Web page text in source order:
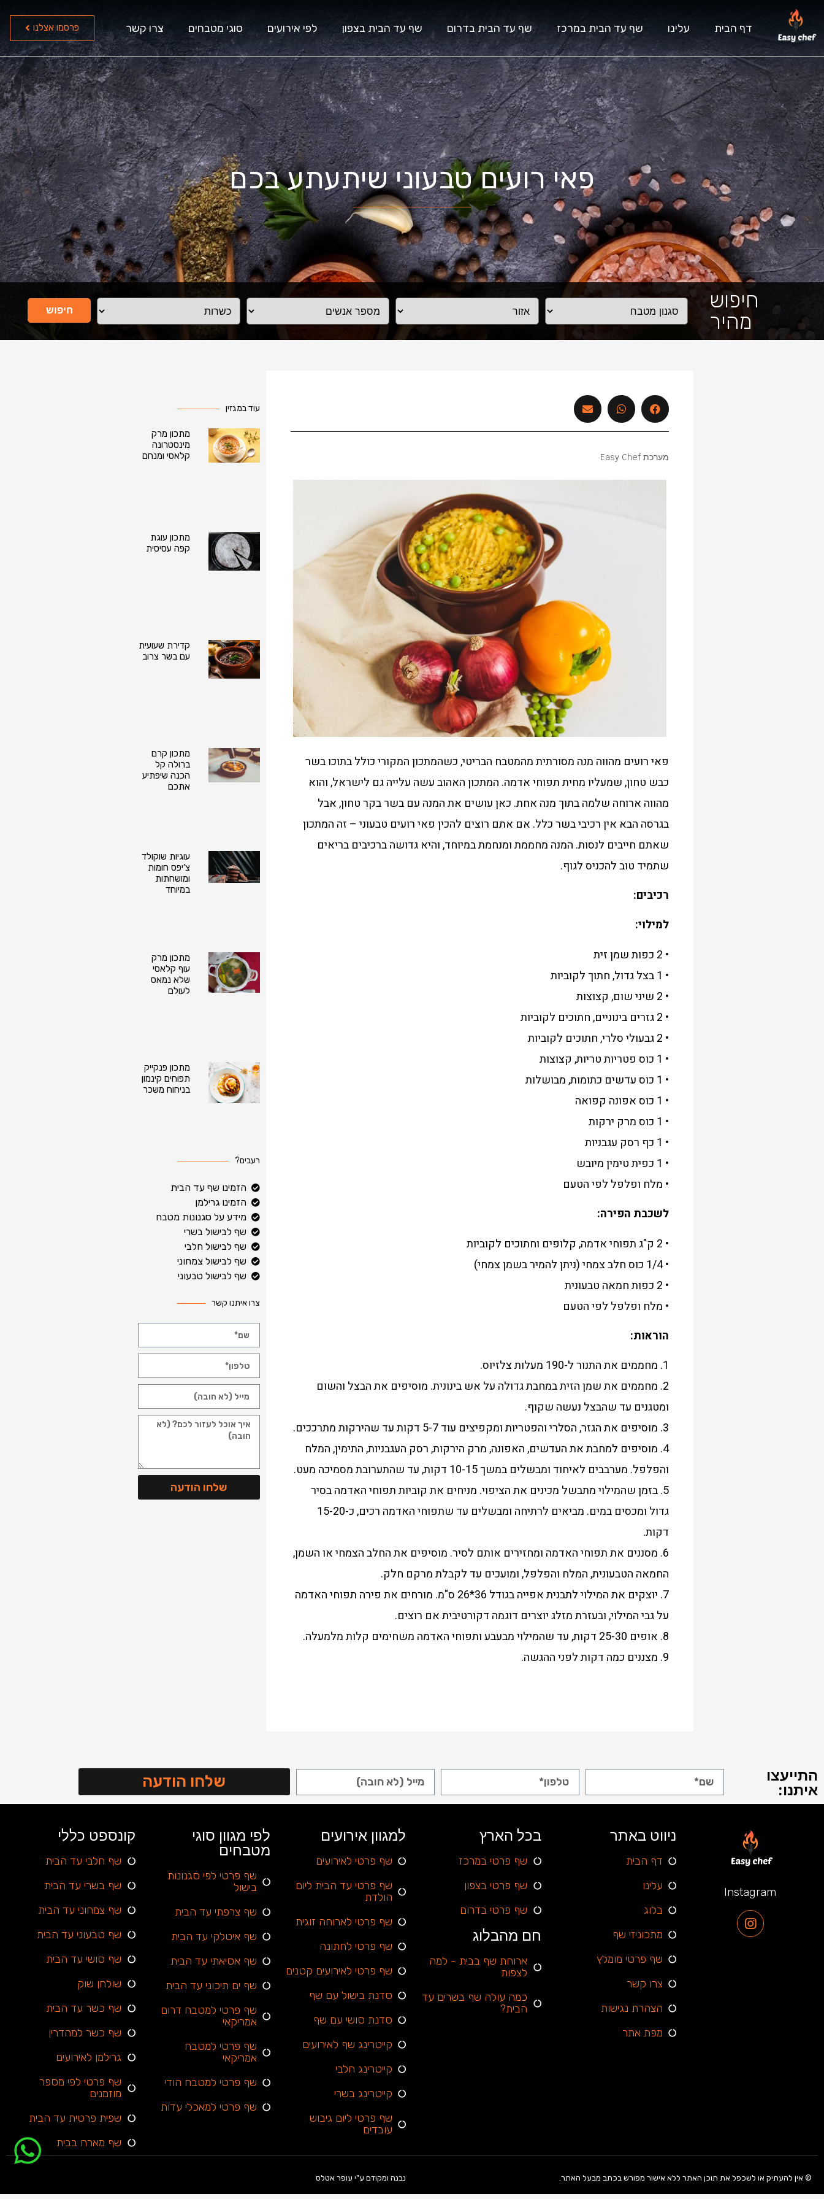
דף הבית עלינו שף עד הבית במרכז שף עד הבית בדרום שף עד הבית בצפון לפי אירועים סוגי מטבחים צרו קשר פרסמו אצלנו
פאי רועים טבעוני שיתעתע בכם
חיפוש
מהיר
חיפוש
מערכת Easy Chef
פאי רועים מהווה מנה מסורתית מהמטבח הבריטי, כשהמתכון המקורי כולל בתוכו בשר
כבש טחון, שמעליו מחית תפוחי אדמה. המתכון האהוב עשה עלייה גם לישראל, והוא
מהווה ארוחה שלמה בתוך מנה אחת. כאן עושים את המנה עם בשר בקר טחון, אבל
בגרסה הבא אין רכיבי בשר כלל. אם אתם רוצים להכין פאי רועים טבעוני – זה המתכון
שאתם חייבים לנסות. המנה מחממת ומנחמת במיוחד, והיא גדושה ברכיבים בריאים
שתמיד טוב להכניס לגוף.
רכיבים:
למילוי:
• 2 כפות שמן זית
• 1 בצל גדול, חתוך לקוביות
• 2 שיני שום, קצוצות
• 2 גזרים בינוניים, חתוכים לקוביות
• 2 גבעולי סלרי, חתוכים לקוביות
• 1 כוס פטריות טריות, קצוצות
• 1 כוס עדשים כתומות, מבושלות
• 1 כוס אפונה קפואה
• 1 כוס מרק ירקות
• 1 כף רסק עגבניות
• 1 כפית טימין מיובש
• מלח ופלפל לפי הטעם
לשכבת הפירה:
• 2 ק"ג תפוחי אדמה, קלופים וחתוכים לקוביות
• 1/4 כוס חלב צמחי (ניתן להמיר בשמן צמחי)
• 2 כפות חמאה טבעונית
• מלח ופלפל לפי הטעם
הוראות:
1. מחממים את התנור ל-190 מעלות צלזיוס.
2. מחממים את שמן הזית במחבת גדולה על אש בינונית. מוסיפים את הבצל והשום
ומטגנים עד שהבצל נעשה שקוף.
3. מוסיפים את הגזר, הסלרי והפטריות ומקפיצים עוד 5-7 דקות עד שהירקות מתרככים.
4. מוסיפים למחבת את העדשים, האפונה, מרק הירקות, רסק העגבניות, התימין, המלח
והפלפל. מערבבים לאיחוד ומבשלים במשך 10-15 דקות, עד שהתערובת מסמיכה מעט.
5. בזמן שהמילוי מתבשל מכינים את הציפוי. מניחים את קוביות תפוחי האדמה בסיר
גדול ומכסים במים. מביאים לרתיחה ומבשלים עד שתפוחי האדמה רכים, כ-15-20
דקות.
6. מסננים את תפוחי האדמה ומחזירים אותם לסיר. מוסיפים את החלב הצמחי או השמן,
החמאה הטבעונית, המלח והפלפל, ומועכים עד לקבלת מרקם חלק.
7. יוצקים את המילוי לתבנית אפייה בגודל 36*26 ס"מ. מורחים את פירה תפוחי האדמה
על גבי המילוי, ובעזרת מזלג יוצרים דוגמה דקורטיבית אם רוצים.
8. אופים 25-30 דקות, עד שהמילוי מבעבע ותפוחי האדמה משחימים קלות מלמעלה.
9. מצננים כמה דקות לפני ההגשה.
עוד במגזין
מתכון מרק
מינסטרונה
קלאסי ומנחם
מתכון עוגת
קפה עסיסית
קדירת שעועית
עם בשר צרוב
מתכון קרם
ברולה קל
הכנה שיפתיע
אתכם
עוגיות שוקולד
צ'יפס חומות
ומושחתות
במיוחד
מתכון מרק
עוף קלאסי
שלא נמאס
לעולם
מתכון פנקייק
תפוחים קינמון
בניחוח משכר
רעבים?
הזמינו שף עד הבית
הזמינו גרילמן
מידע על סגנונות מטבח
שף לבישול בשרי
שף לבישול חלבי
שף לבישול צמחוני
שף לבישול טבעוני
צרו איתנו קשר
שלחו הודעה
התייעצו
איתנו: שלחו הודעה
Instagram
ניווט באתר
דף הבית
עלינו
בלוג
מתכוניזי שף
שף פרטי מומלץ
צרו קשר
הצהרת נגישות
מפת אתר
בכל הארץ
שף פרטי במרכז
שף פרטי בצפון
שף פרטי בדרום
חם מהבלוג
ארוחת שף בבית - למה
לצפות
כמה עולה שף בשרים עד
הבית?
למגוון אירועים
שף פרטי לאירועים
שף פרטי עד הבית ליום
הולדת
שף פרטי לארוחה זוגית
שף פרטי לחתונה
שף פרטי לאירועים קטנים
סדנת בישול עם שף
סדנת סושי עם שף
קייטרינג שף לאירועים
קייטרינג חלבי
קייטרינג בשרי
שף פרטי ליום גיבוש
עובדים
לפי מגוון סוגי
מטבחים
שף פרטי לפי סגנונות
בישול
שף צרפתי עד הבית
שף איטלקי עד הבית
שף אסיאתי עד הבית
שף ים תיכוני עד הבית
שף פרטי למטבח דרום
אמריקאי
שף פרטי למטבח
אמריקאי
שף פרטי למטבח הודי
שף פרטי למאכלי עדות
קונספט כללי
שף חלבי עד הבית
שף בשרי עד הבית
שף צמחוני עד הבית
שף טבעוני עד הבית
שף סושי עד הבית
שולחן שוק
שף כשר עד הבית
שף כשר למהדרין
גרילמן לאירועים
שף פרטי לפי מספר
מוזמנים
שפית פרטית עד הבית
שף מארח בבית
© אין להעתיק או לשכפל את תוכן האתר ללא אישור מפורש בכתב מבעל האתר. נבנה ומקודם ע"י עופר אטלס